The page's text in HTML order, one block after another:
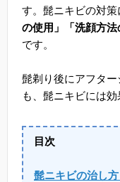
す。髭ニキビの対
の使用」「洗顔方法
です。
髭剃り後にアフタ
も、髭ニキビには効
目次
髭ニキビの治し